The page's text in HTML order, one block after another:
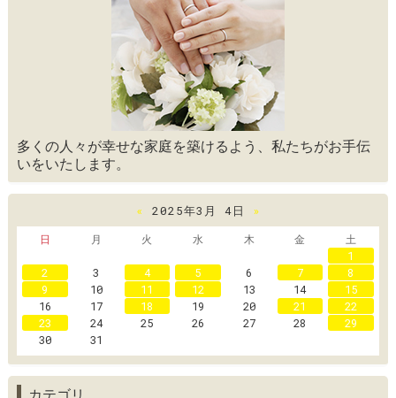
多くの人々が幸せな家庭を築けるよう、私たちがお手伝
いをいたします。
« 2025年3月 4日
»
日
月 火 水 木 金
土
1
2
3 4 5 6 7
8
9
10 11 12 13 14
15
16
17 18 19 20 21
22
23
24 25 26 27 28
29
30
31
カテゴリ